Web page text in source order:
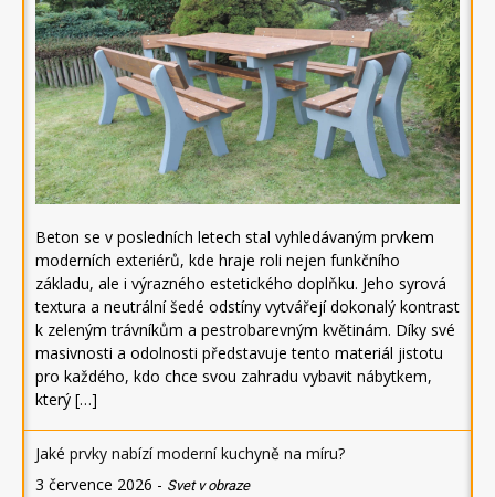
Beton se v posledních letech stal vyhledávaným prvkem
moderních exteriérů, kde hraje roli nejen funkčního
základu, ale i výrazného estetického doplňku. Jeho syrová
textura a neutrální šedé odstíny vytvářejí dokonalý kontrast
k zeleným trávníkům a pestrobarevným květinám. Díky své
masivnosti a odolnosti představuje tento materiál jistotu
pro každého, kdo chce svou zahradu vybavit nábytkem,
který […]
Jaké prvky nabízí moderní kuchyně na míru?
3 července 2026 - Svet v obraze